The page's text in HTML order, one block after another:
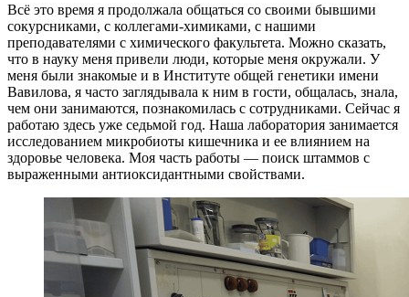
Всё это время я продолжала общаться со своими бывшими
сокурсниками, с коллегами-химиками, с нашими
преподавателями с химического факультета. Можно сказать,
что в науку меня привели люди, которые меня окружали. У
меня были знакомые и в Институте общей генетики имени
Вавилова, я часто заглядывала к ним в гости, общалась, знала,
чем они занимаются, познакомилась с сотрудниками. Сейчас я
работаю здесь уже седьмой год. Наша лаборатория занимается
исследованием микробиоты кишечника и ее влиянием на
здоровье человека. Моя часть работы — поиск штаммов с
выраженными антиоксидантными свойствами.